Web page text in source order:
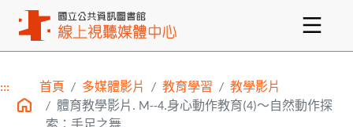
主要內容區塊
::: 首頁 多媒體影片 教育學習
教學影片
體育教學影片. M--4.身心動作教育(4)～自然動作探